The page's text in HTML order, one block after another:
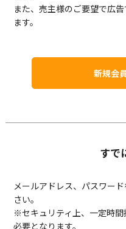
また、売主様のご要望で広
ます。
新規会
すで
メールアドレス、パスワー
さい。
※セキュリティ上、一定時
必要となります。